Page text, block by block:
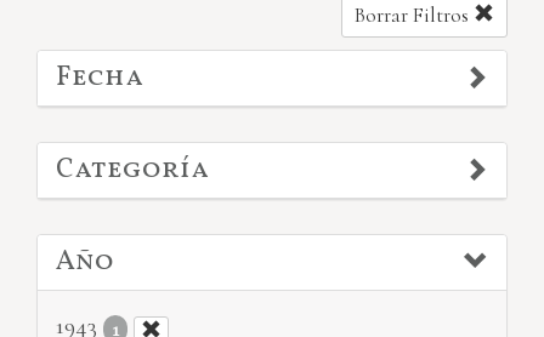
Borrar Filtros
Fecha
Categoría
Año
1943 1